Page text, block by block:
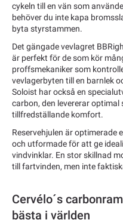
cykeln till en vän som
behöver du inte kapa
byta styrstammen.
Det gängade vevlagret
är perfekt för de som kör
proffsmekaniker som
vevlagerbyten till en barnlek
Soloist har också en
carbon, den levererar
tillfredställande komfort.
Reservehjulen är optimerade
och utformade för att ge
vindvinklar. En stor skillnad
till fartvinden, men inte
Cervélo´s
bästa i världen